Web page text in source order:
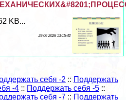
KB...
29 06 2026 13:15:42
себя -2 :: Поддержать
-4 :: Поддержать себя -5 ::
себя -7 :: Поддержать